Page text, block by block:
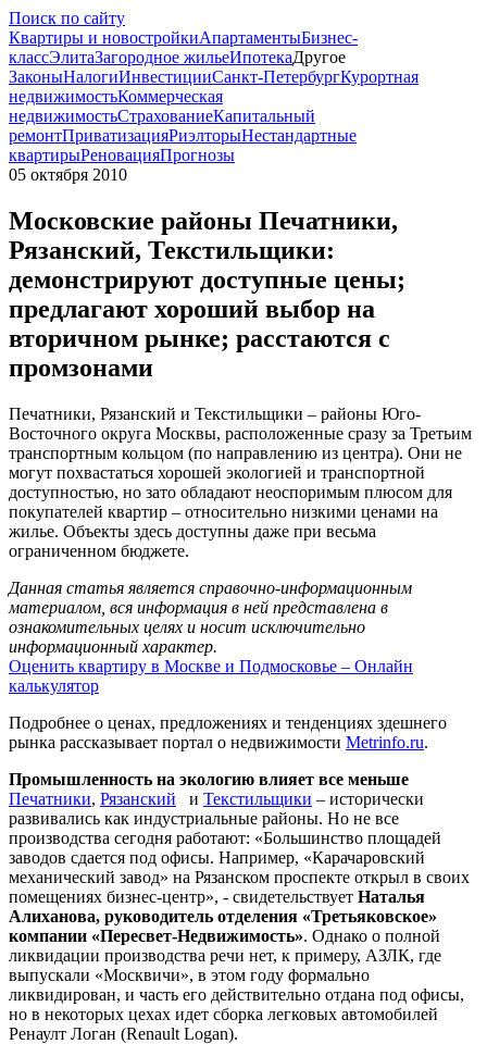
Поиск по сайту
Квартиры и новостройкиАпартаментыБизнес-
классЭлитаЗагородное жильеИпотекаДругое
ЗаконыНалогиИнвестицииСанкт-ПетербургКурортная
недвижимостьКоммерческая
недвижимостьСтрахованиеКапитальный
ремонтПриватизацияРиэлторыНестандартные
квартирыРеновацияПрогнозы
05 октября 2010
Московские районы Печатники,
Рязанский, Текстильщики:
демонстрируют доступные цены;
предлагают хороший выбор на
вторичном рынке; расстаются с
промзонами
Печатники, Рязанский и Текстильщики – районы Юго-
Восточного округа Москвы, расположенные сразу за Третьим
транспортным кольцом (по направлению из центра). Они не
могут похвастаться хорошей экологией и транспортной
доступностью, но зато обладают неоспоримым плюсом для
покупателей квартир – относительно низкими ценами на
жилье. Объекты здесь доступны даже при весьма
ограниченном бюджете.
Данная статья является справочно-информационным
материалом, вся информация в ней представлена в
ознакомительных целях и носит исключительно
информационный характер.
Оценить квартиру в Москве и Подмосковье – Онлайн
калькулятор
Подробнее о ценах, предложениях и тенденциях здешнего
рынка рассказывает портал о недвижимости Metrinfo.ru.
Промышленность на экологию влияет все меньше
Печатники, Рязанский и Текстильщики – исторически
развивались как индустриальные районы. Но не все
производства сегодня работают: «Большинство площадей
заводов сдается под офисы. Например, «Карачаровский
механический завод» на Рязанском проспекте открыл в своих
помещениях бизнес-центр», - свидетельствует Наталья
Алиханова, руководитель отделения «Третьяковское»
компании «Пересвет-Недвижимость». Однако о полной
ликвидации производства речи нет, к примеру, АЗЛК, где
выпускали «Москвичи», в этом году формально
ликвидирован, и часть его действительно отдана под офисы,
но в некоторых цехах идет сборка легковых автомобилей
Ренаулт Логан (Renault Logan).